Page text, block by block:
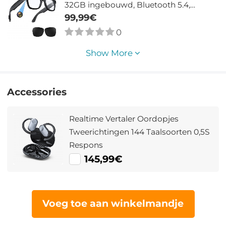
32GB ingebouwd, Bluetooth 5.4,
ChatGPT & 26 talen – 6u muziek –
Kentfaith
99,99€
0
Show More
Accessories
Realtime Vertaler Oordopjes
Tweerichtingen 144 Taalsoorten 0,5S
Respons
145,99€
Voeg toe aan winkelmandje